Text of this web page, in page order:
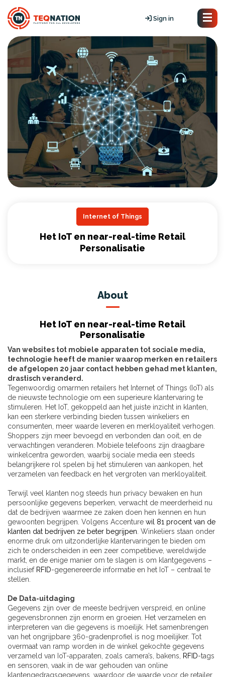
Sign in
Internet of Things
Het IoT en near-real-time Retail
Personalisatie
About
Het IoT en near-real-time Retail
Personalisatie
Van websites tot mobiele apparaten tot sociale media,
technologie heeft de manier waarop merken en retailers
de afgelopen 20 jaar contact hebben gehad met klanten,
drastisch veranderd.
Tegenwoordig omarmen retailers het Internet of Things (IoT) als
de nieuwste technologie om een ​​superieure klantervaring te
stimuleren. Het IoT, gekoppeld aan het juiste inzicht in klanten,
kan een sterkere verbinding bieden tussen winkeliers en
consumenten, meer waarde leveren en merkloyaliteit verhogen.
Shoppers zijn meer bevoegd en verbonden dan ooit, en de
verwachtingen veranderen. Mobiele telefoons zijn draagbare
winkelcentra geworden, waarbij sociale media een steeds
belangrijkere rol spelen bij het stimuleren van aankopen, het
verzamelen van feedback en het vergroten van merkloyaliteit.
Terwijl veel klanten nog steeds hun privacy bewaken en hun
persoonlijke gegevens beperken, verwacht de meerderheid nu
dat de bedrijven waarmee ze zaken doen hen kennen en hun
gewoonten begrijpen. Volgens Accenture wil 81 procent van de
klanten dat bedrijven ze beter begrijpen. Winkeliers staan ​​onder
enorme druk om uitzonderlijke klantervaringen te bieden om
zich te onderscheiden in een zeer competitieve, wereldwijde
markt, en de enige manier om te slagen is om klantgegevens –
inclusief RFID-gegenereerde informatie en het IoT – centraal te
stellen.
De Data-uitdaging
Gegevens zijn over de meeste bedrijven verspreid, en online
gegevensbronnen zijn enorm en groeien. Het verzamelen en
interpreteren van die gegevens is moeilijk. Het samenbrengen
van het ongrijpbare 360-gradenprofiel is nog moeilijker. Tot
overmaat van ramp worden in de winkel gekochte gegevens
verzameld van IoT-apparaten, zoals camera’s, bakens, RFID-tags
en sensoren, vaak in de war gehouden van online
klantengedragsgegevens, waardoor de waarde voor de retailer